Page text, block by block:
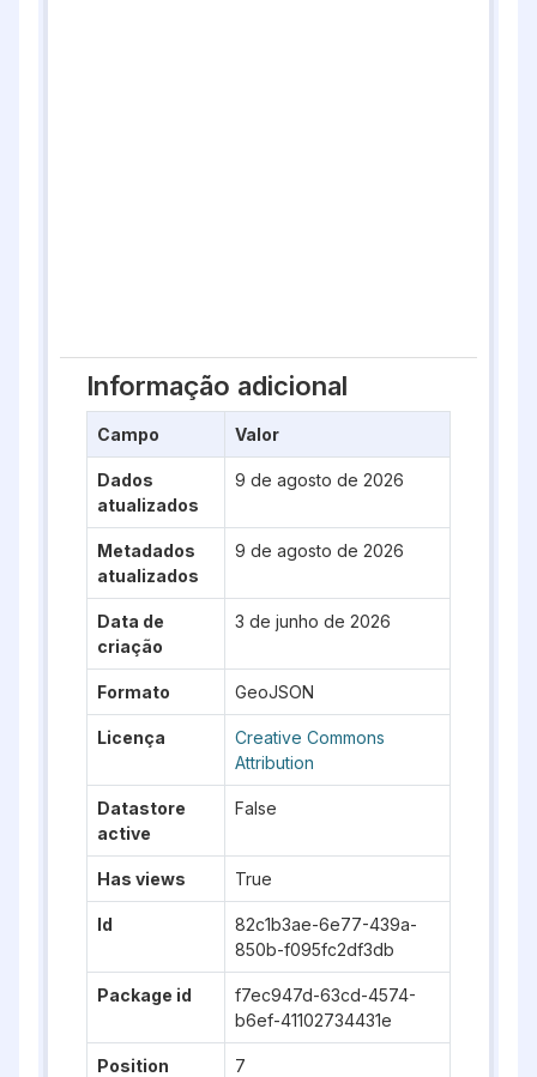
Informação adicional
Campo Valor
Dados
atualizados
9 de agosto de 2026
Metadados
atualizados
9 de agosto de 2026
Data de
criação
3 de junho de 2026
Formato GeoJSON
Licença
Creative Commons
Attribution
Datastore
active
False
Has views True
Id
82c1b3ae-6e77-439a-
850b-f095fc2df3db
Package id
f7ec947d-63cd-4574-
b6ef-41102734431e
Position 7